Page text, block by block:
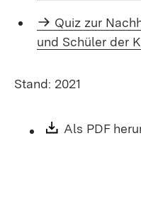
Quiz zur
und Schüler der
Stand: 2021
Download:
Als PDF